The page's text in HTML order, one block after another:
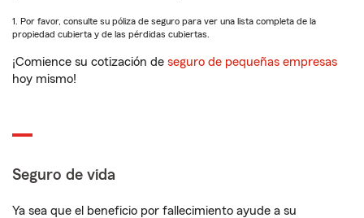
1. Por favor, consulte su póliza de seguro para ver una lista completa de la
propiedad cubierta y de las pérdidas cubiertas.
¡Comience su cotización de seguro de pequeñas empresas
hoy mismo!
Seguro de vida
Ya sea que el beneficio por fallecimiento ayude a su